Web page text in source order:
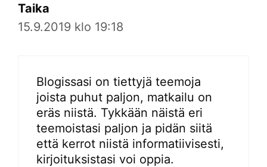
Taika
15.9.2019 klo 19:18
Blogissasi on tiettyjä teemoja
joista puhut paljon, matkailu on
eräs niistä. Tykkään näistä eri
teemoistasi paljon ja pidän siitä
että kerrot niistä informatiivisesti,
kirjoituksistasi voi oppia.